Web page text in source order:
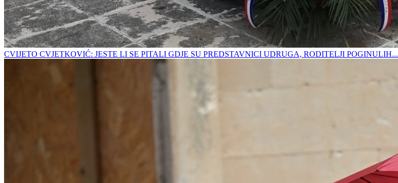
CVIJETO CVJETKOVIĆ: JESTE LI SE PITALI GDJE SU PREDSTAVNICI UDRUGA, RODITELJI POGINULIH...